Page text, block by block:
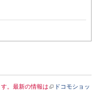
。最新の情報は
ドコモショッ